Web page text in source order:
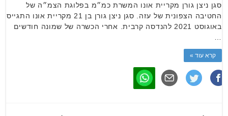
סגן ניצן גורן מקריית אונו המשרת כמ״מ בפלוגת הצמ״ה של
החטיבה הצפונית של עזה. סגן ניצן גורן בן 21 מקריית אונו התגייס
באוגוסט 2021 להנדסה קרבית. אחרי הכשרה של שמונה חודשים
קרא עוד »